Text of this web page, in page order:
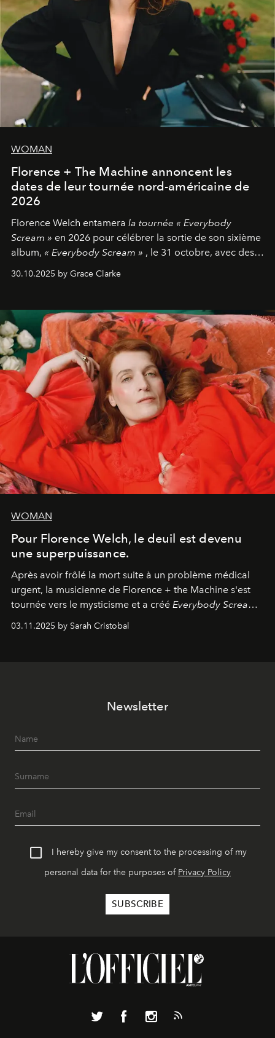
WOMAN
Florence + The Machine annoncent les
dates de leur tournée nord-américaine de
2026
Florence Welch entamera la tournée « Everybody
Scream » en 2026 pour célébrer la sortie de son sixième
album, « Everybody Scream » , le 31 octobre, avec des
30.10.2025 by Grace Clarke
WOMAN
Pour Florence Welch, le deuil est devenu
une superpuissance.
Après avoir frôlé la mort suite à un problème médical
urgent, la musicienne de Florence + the Machine s'est
tournée vers le mysticisme et a créé Everybody Scream
03.11.2025 by Sarah Cristobal
Newsletter
I hereby give my consent to the processing of my
personal data for the purposes of Privacy Policy